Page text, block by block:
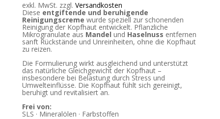
exkl. MwSt. zzgl. Versandkosten
Diese entgiftende und beruhigende
Reinigungscreme wurde speziell zur schonenden
Reinigung der Kopfhaut entwickelt. Pflanzliche
Mikrogranulate aus Mandel und Haselnuss entfernen
sanft Rückstände und Unreinheiten, ohne die Kopfhaut
zu reizen.
Die Formulierung wirkt ausgleichend und unterstützt
das natürliche Gleichgewicht der Kopfhaut –
insbesondere bei Belastung durch Stress und
Umwelteinflüsse. Die Kopfhaut fühlt sich gereinigt,
beruhigt und revitalisiert an.
Frei von:
SLS · Mineralölen · Farbstoffen